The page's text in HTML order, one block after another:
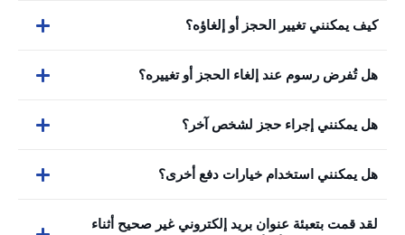
كيف يمكنني تغيير الحجز أو إلغاؤه؟
هل تُفرض رسوم عند إلغاء الحجز أو تغييره؟
هل يمكنني إجراء حجز لشخص آخر؟
هل يمكنني استخدام خيارات دفع أخرى؟
لقد قمت بتعبئة عنوان بريد إلكتروني غير صحيح أثناء